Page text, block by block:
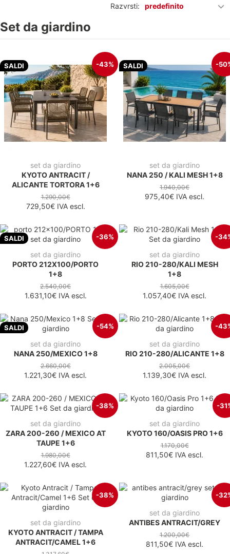
Razvrsti: predefinito
Set da giardino
SALDI -43%
set da giardino
KYOTO ANTRACIT /
ALICANTE TORTORA 1+6
1.290,00€
729,50€IVA escl.
SALDI -
set da giardino
NANA 250 / KALI MESH 1+8
1.940,00€
975,40€ IVA escl.
SALDI -36%
set da giardino
PORTO 212X100/PORTO
1+8
2.540,00€
1.631,10€IVA escl.
-
set da giardino
RIO 210-280/KALI MESH
1+8
1.605,00€
1.057,40€ IVA escl.
SALDI -54%
set da giardino
NANA 250/MEXICO 1+8
2.660,00€
1.221,30€ IVA escl.
-
set da giardino
RIO 210-280/ALICANTE 1+8
2.005,00€
1.139,30€ IVA escl.
-38%
set da giardino
ZARA 200-260 / MEXICO AT
TAUPE 1+6
1.980,00€
1.227,60€ IVA escl.
-
set da giardino
KYOTO 160/OASIS PRO 1+6
1.170,00€
811,50€ IVA escl.
-38%
set da giardino
KYOTO ANTRACIT / TAMPA
ANTRACIT/CAMEL 1+6
-
set da giardino
ANTIBES ANTRACIT/GREY
1.200,00€
811,50€ IVA escl.